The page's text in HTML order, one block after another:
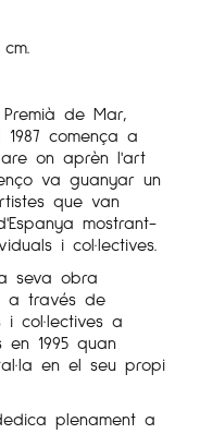
de Mar,
comença a
on aprèn l'art
va guanyar un
que van
mostrant-
i col·lectives.
seva obra
a través de
i col·lectives a
1995 quan
en el seu propi
plenament a